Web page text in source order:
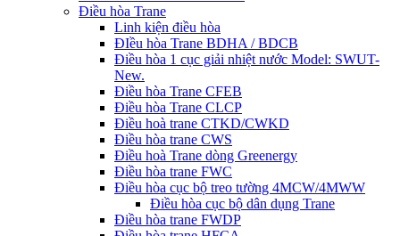
Điều hòa Trane
Linh kiện điều hòa
ĐIều hòa Trane BDHA / BDCB
Điều hòa 1 cục giải nhiệt nước Model: SWUT-
New.
Điều hòa Trane CFEB
Điều hòa Trane CLCP
Điều hoà trane CTKD/CWKD
Điều hòa trane CWS
Điều hoà Trane dòng Greenergy
Điều hòa trane FWC
Điều hòa cục bộ treo tường 4MCW/4MWW
Điều hòa cục bộ dân dụng Trane
Điều hòa trane FWDP